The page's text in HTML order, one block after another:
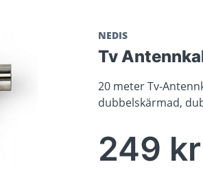
NEDIS
Tv
20 meter Tv-
dubbelskärmad,
249 kr